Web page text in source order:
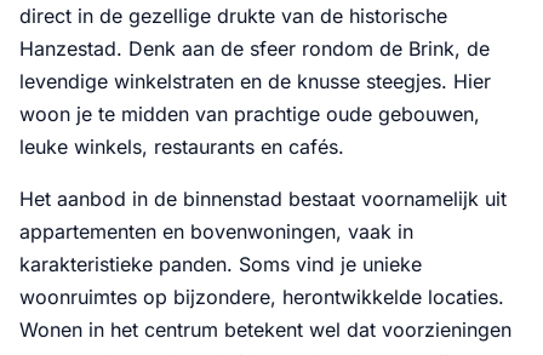
direct in de gezellige drukte van de historische
Hanzestad. Denk aan de sfeer rondom de Brink, de
levendige winkelstraten en de knusse steegjes. Hier
woon je te midden van prachtige oude gebouwen,
leuke winkels, restaurants en cafés.
Het aanbod in de binnenstad bestaat voornamelijk uit
appartementen en bovenwoningen, vaak in
karakteristieke panden. Soms vind je unieke
woonruimtes op bijzondere, herontwikkelde locaties.
Wonen in het centrum betekent wel dat voorzieningen